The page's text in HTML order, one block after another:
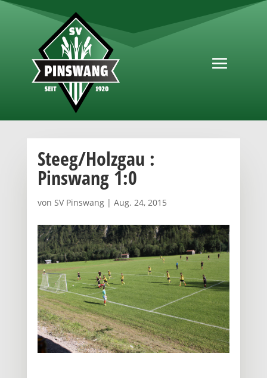
Steeg/Holzgau :
Pinswang 1:0
von SV Pinswang| Aug. 24, 2015